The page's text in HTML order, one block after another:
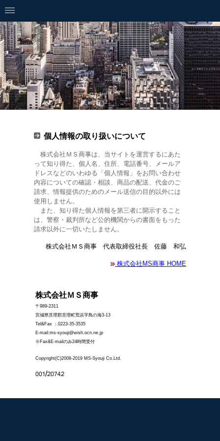
個人情報の取り扱いについて
株式会社ＭＳ商事は、当サイトを運営するにあた
って知り得た、個人名、住所、電話番号、メールア
ドレスなどのいわゆる「個人情報」をお問い合わせ
内容についての確認・相談、商品の配送、代金のご
請求、情報提供のためのメール送信の目的以外には
使用しません。
また、知り得た個人情報を第三者に開示すること
は、警察・裁判所など公的機関からの書面をもった
請求以外に一切いたしません。
株式会社ＭＳ商事 代表取締役社長 佐藤 和弘
株式会社MS商事 HOME
株式会社ＭＳ商事
〒989-2311
宮城県亘理郡亘理町荒浜字鳥の海3-13
Tel&Fax ：0223-35-3535
E-mail:ms-syouji@wish.ocn.ne.jp
※Fax&E-mailのみ24時間受付
Copyright(C)2008-2019 MS-Syouji Co.Ltd.
/